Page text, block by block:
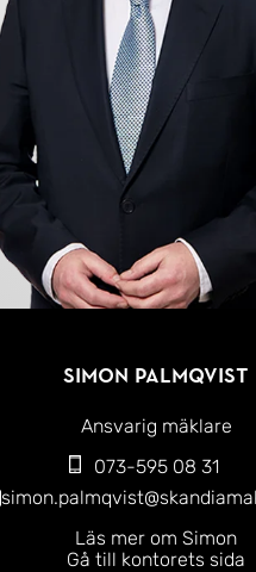
Simon Palmqvist
Ansvarig mäklare
073-595 08 31
Läs mer om Simon
Gå till kontorets sida